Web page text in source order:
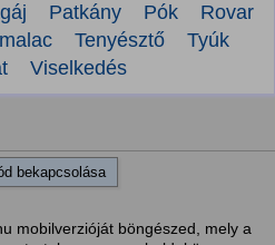
Patkány Pók
Rovar
Tenyésztő
Tyúk
Viselkedés
bekapcsolása
mobilverzióját böngészed, mely a